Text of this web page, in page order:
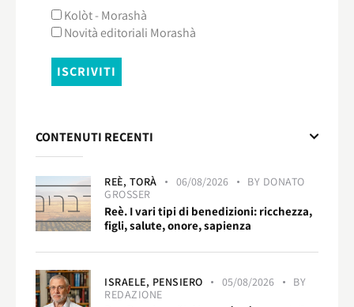
Kolòt - Morashà
Novità editoriali Morashà
CONTENUTI RECENTI
REÈ, TORÀ 06/08/2026 BY DONATO
GROSSER
Reè. I vari tipi di benedizioni: ricchezza,
figli, salute, onore, sapienza
ISRAELE, PENSIERO 05/08/2026
BY
REDAZIONE